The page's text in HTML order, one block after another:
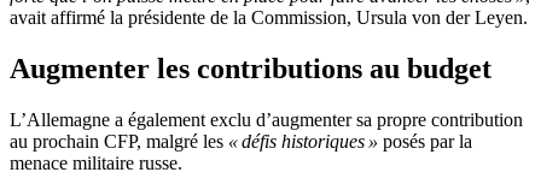
avait affirmé la présidente de la Commission, Ursula von der Leyen.
Augmenter les contributions au budget
L’Allemagne a également exclu d’augmenter sa propre contribution
au prochain CFP, malgré les « défis historiques » posés par la
menace militaire russe.